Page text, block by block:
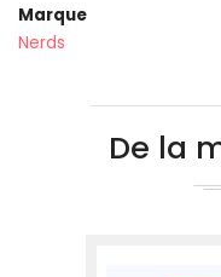
Marque
Nerds
De la